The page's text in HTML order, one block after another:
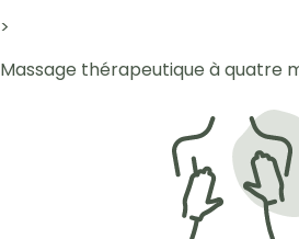
>
Massage thérapeutique à quatre